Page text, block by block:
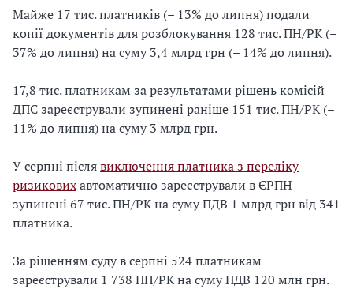
Майже 17 тис. платників (– 13% до липня) подали
копії документів для розблокування 128 тис. ПН/РК (–
37% до липня) на суму 3,4 млрд грн (– 14% до липня).
17,8 тис. платникам за результатами рішень комісій
ДПС зареєстрували зупинені раніше 151 тис. ПН/РК (–
11% до липня) на суму 3 млрд грн.
У серпні післявиключення платника з переліку
ризиковихавтоматично зареєстрували в ЄРПН
зупинені 67 тис. ПН/РК на суму ПДВ 1 млрд грн від 341
платника.
За рішенням суду в серпні 524 платникам
зареєстрували 1 738 ПН/РК на суму ПДВ 120 млн грн.